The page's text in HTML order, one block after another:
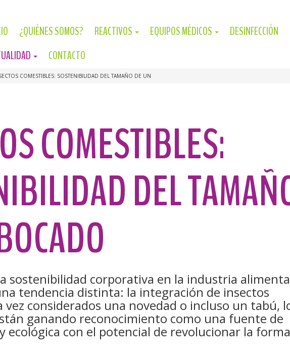
¿QUIÉNES SOMOS? REACTIVOS EQUIPOS MÉDICOS DESINFECCIÓN
CONTACTO
COMESTIBLES: SOSTENIBILIDAD DEL TAMAÑO DE UN
COMESTIBLES:
DEL
sostenibilidad corporativa en la industria
tendencia distinta: la integración de insectos
vez considerados una novedad o incluso un tabú,
ganando reconocimiento como una fuente de
ecológica con el potencial de revolucionar la